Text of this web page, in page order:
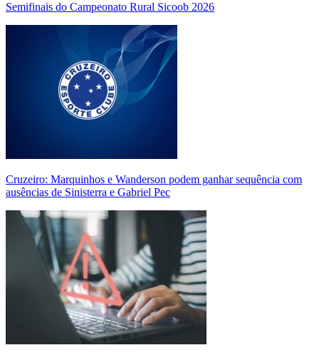
Semifinais do Campeonato Rural Sicoob 2026
Cruzeiro: Marquinhos e Wanderson podem ganhar sequência com
ausências de Sinisterra e Gabriel Pec